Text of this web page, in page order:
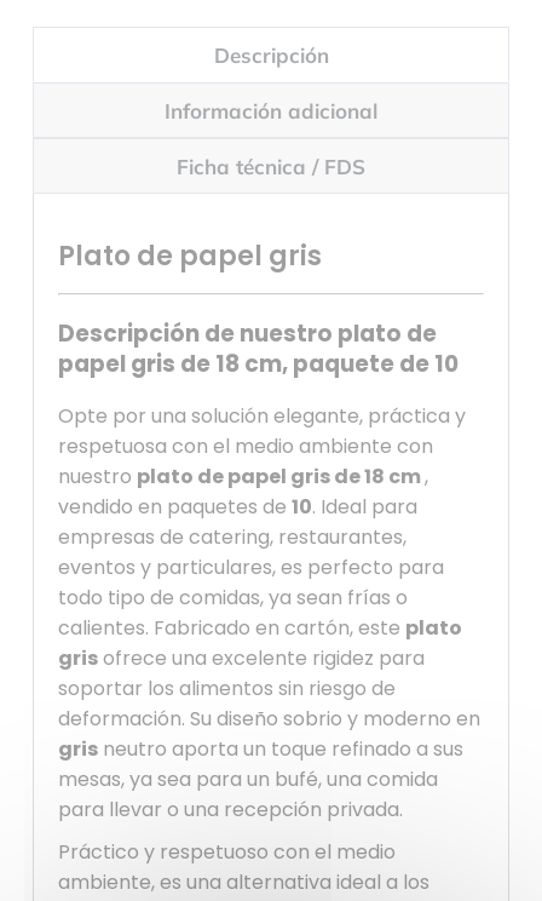
Descripción
Información adicional
Ficha técnica / FDS
Plato de papel gris
Descripción de nuestro plato de
papel gris de 18 cm, paquete de 10
Opte por una solución elegante, práctica y
respetuosa con el medio ambiente con
nuestro plato de papel gris de 18 cm,
vendido en paquetes de 10. Ideal para
empresas de catering, restaurantes,
eventos y particulares, es perfecto para
todo tipo de comidas, ya sean frías o
calientes. Fabricado en cartón, este plato
grisofrece una excelente rigidez para
soportar los alimentos sin riesgo de
deformación. Su diseño sobrio y moderno en
grisneutro aporta un toque refinado a sus
mesas, ya sea para un bufé, una comida
para llevar o una recepción privada.
Práctico y respetuoso con el medio
ambiente, es una alternativa ideal a los